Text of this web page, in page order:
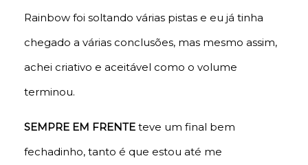
Rainbow foi soltando várias pistas e eu já tinha
chegado a várias conclusões, mas mesmo assim,
achei criativo e aceitável como o volume
terminou.
SEMPRE EM FRENTE teve um final bem
fechadinho, tanto é que estou até me